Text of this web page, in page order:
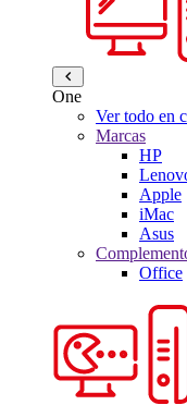
One
Ver todo en
Marcas
HP
Apple
iMac
Asus
Office